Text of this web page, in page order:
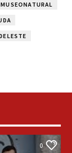
MUSEONATURAL
0